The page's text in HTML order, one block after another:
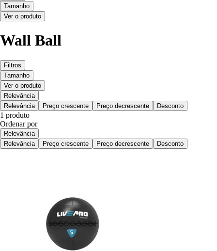
Tamanho
Ver o produto
Wall Ball
Filtros
Tamanho
Ver o produto
Relevância
Relevância
Preço crescente Preço decrescente Desconto
1 produto
Ordenar por
Relevância
Relevância
Preço crescente Preço decrescente Desconto